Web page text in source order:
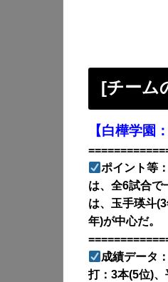
[チーム
【白樺学園
ポイント等
は、全6試合で
は、玉手瑛斗
年)が中心だ。
成績データ
打：3本(5位)